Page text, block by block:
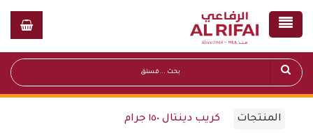
المنتجات كريب دينتال ١٥٠ جرام